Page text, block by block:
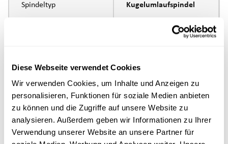
Diese Webseite verwendet Cookies
Wir verwenden Cookies, um Inhalte und Anzeigen zu
personalisieren, Funktionen für soziale Medien anbieten
zu können und die Zugriffe auf unsere Website zu
analysieren. Außerdem geben wir Informationen zu Ihrer
Verwendung unserer Website an unsere Partner für
Spindeltyp Kugelumlaufspindel
Innengewinde M10
Positioniergenauigkeit +/- 0.1 mm